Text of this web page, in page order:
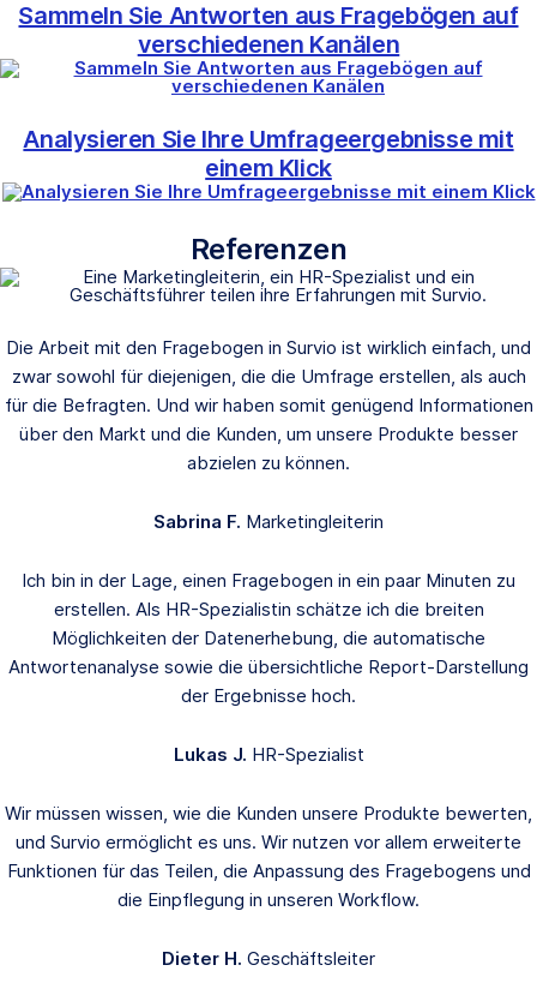
Sammeln Sie Antworten aus Fragebögen auf
verschiedenen Kanälen
Analysieren Sie Ihre Umfrageergebnisse mit
einem Klick
Referenzen
Die Arbeit mit den Fragebogen in Survio ist wirklich einfach, und
zwar sowohl für diejenigen, die die Umfrage erstellen, als auch
für die Befragten. Und wir haben somit genügend Informationen
über den Markt und die Kunden, um unsere Produkte besser
abzielen zu können.
Sabrina F. Marketingleiterin
Ich bin in der Lage, einen Fragebogen in ein paar Minuten zu
erstellen. Als HR-Spezialistin schätze ich die breiten
Möglichkeiten der Datenerhebung, die automatische
Antwortenanalyse sowie die übersichtliche Report-Darstellung
der Ergebnisse hoch.
Lukas J. HR-Spezialist
Wir müssen wissen, wie die Kunden unsere Produkte bewerten,
und Survio ermöglicht es uns. Wir nutzen vor allem erweiterte
Funktionen für das Teilen, die Anpassung des Fragebogens und
die Einpflegung in unseren Workflow.
Dieter H. Geschäftsleiter